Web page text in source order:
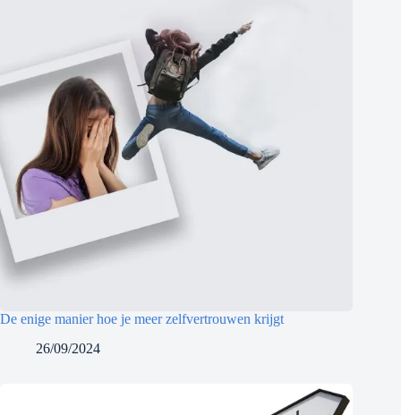
De enige manier hoe je meer zelfvertrouwen krijgt
26/09/2024